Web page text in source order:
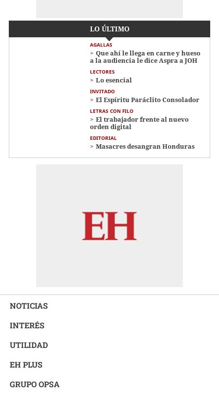
LO ÚLTIMO
AGALLAS
Que ahí le llega en carne y hueso
a la audiencia le dice Aspra a JOH
LECTORES
Lo esencial
INVITADO
El Espíritu Paráclito Consolador
LETRAS CON FILO
El trabajador frente al nuevo
orden digital
EDITORIAL
Masacres desangran Honduras
NOTICIAS
INTERÉS
UTILIDAD
EH PLUS
GRUPO OPSA